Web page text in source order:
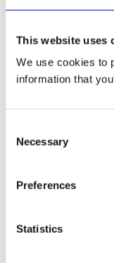
This website uses
We use cookies to
information that
Selection
Necessary
Preferences
Statistics